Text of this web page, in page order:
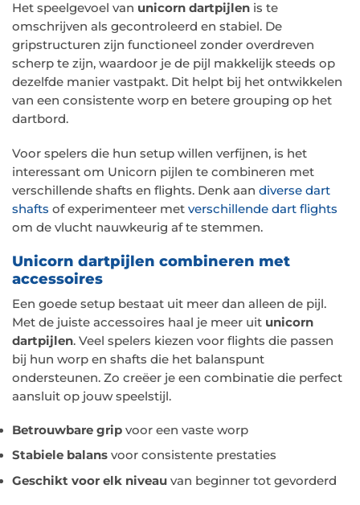
Het speelgevoel van unicorn dartpijlen is te
omschrijven als gecontroleerd en stabiel. De
gripstructuren zijn functioneel zonder overdreven
scherp te zijn, waardoor je de pijl makkelijk steeds op
dezelfde manier vastpakt. Dit helpt bij het ontwikkelen
van een consistente worp en betere grouping op het
dartbord.
Voor spelers die hun setup willen verfijnen, is het
interessant om Unicorn pijlen te combineren met
verschillende shafts en flights. Denk aan diverse dart
shafts of experimenteer met verschillende dart flights
om de vlucht nauwkeurig af te stemmen.
Unicorn dartpijlen combineren met
accessoires
Een goede setup bestaat uit meer dan alleen de pijl.
Met de juiste accessoires haal je meer uit unicorn
dartpijlen. Veel spelers kiezen voor flights die passen
bij hun worp en shafts die het balanspunt
ondersteunen. Zo creëer je een combinatie die perfect
aansluit op jouw speelstijl.
Betrouwbare grip voor een vaste worp
Stabiele balans voor consistente prestaties
Geschikt voor elk niveau van beginner tot gevorderd